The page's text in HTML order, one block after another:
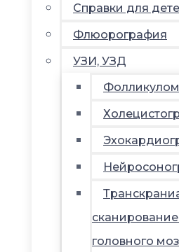
Справки для
Флюорография
УЗИ, УЗД
головного